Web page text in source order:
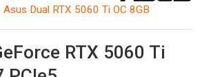
Asus Dual RTX 5060 Ti OC 8GB
RTX 5060 Ti